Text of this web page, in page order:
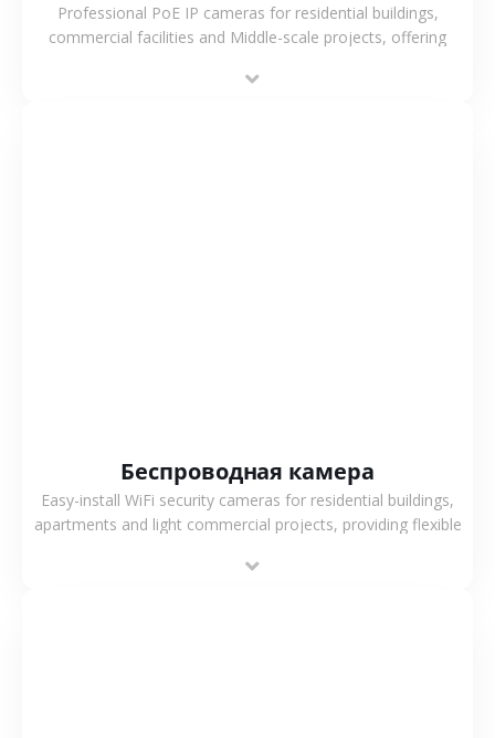
Professional PoE IP cameras for residential buildings,
commercial facilities and Middle-scale projects, offering
support.
Беспроводная камера
Easy-install WiFi security cameras for residential buildings,
apartments and light commercial projects, providing flexible